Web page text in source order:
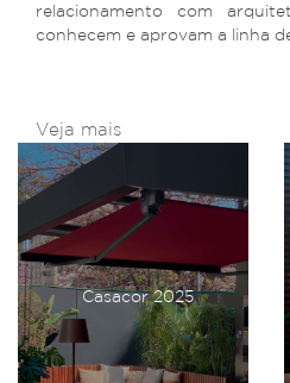
relacionamento com
conhecem e aprovam a linha
Veja mais
Casacor 2025